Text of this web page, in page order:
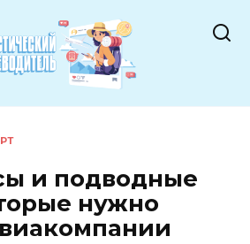
и подводные
нужно